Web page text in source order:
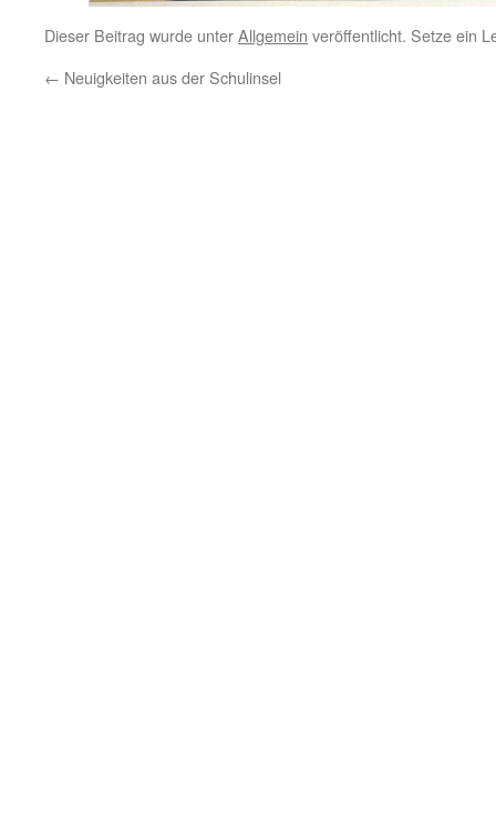
Dieser Beitrag wurde unterAllgemein veröffentlicht. Setze ein
← Neuigkeiten aus der Schulinsel